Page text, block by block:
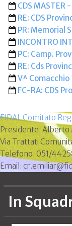
CDS MASTER
RE: CDS
PR: Memorial
INCONTRO
PC: Camp.
RE: Cds
V^
FC-RA: CDS
FIDAL Comitato
Presidente: Alberto
Via Trattati
Telefono: 051/
Email:
In